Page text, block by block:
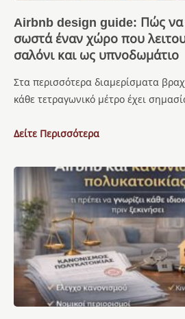
Airbnb design guide: Πώς να
σωστά έναν χώρο που
σαλόνι και ως υπνοδωμάτιο
Στα περισσότερα διαμερίσματα
κάθε τετραγωνικό μέτρο έχει
Δείτε Περισσότερα